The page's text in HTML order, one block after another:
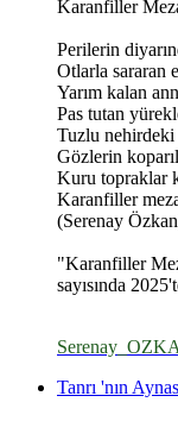
Karanfiller
Perilerin
Otlarla sararan
Yarım kalan
Pas tutan
Tuzlu
Gözlerin
Kuru topraklar
Karanfiller
(Serenay
"Karanfiller
sayısında
Tanrı 'nın
*